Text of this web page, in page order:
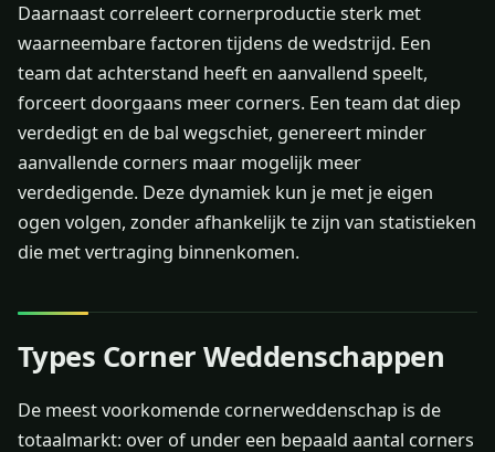
Daarnaast correleert cornerproductie sterk met
waarneembare factoren tijdens de wedstrijd. Een
team dat achterstand heeft en aanvallend speelt,
forceert doorgaans meer corners. Een team dat diep
verdedigt en de bal wegschiet, genereert minder
aanvallende corners maar mogelijk meer
verdedigende. Deze dynamiek kun je met je eigen
ogen volgen, zonder afhankelijk te zijn van statistieken
die met vertraging binnenkomen.
Types Corner Weddenschappen
De meest voorkomende cornerweddenschap is de
totaalmarkt: over of under een bepaald aantal corners